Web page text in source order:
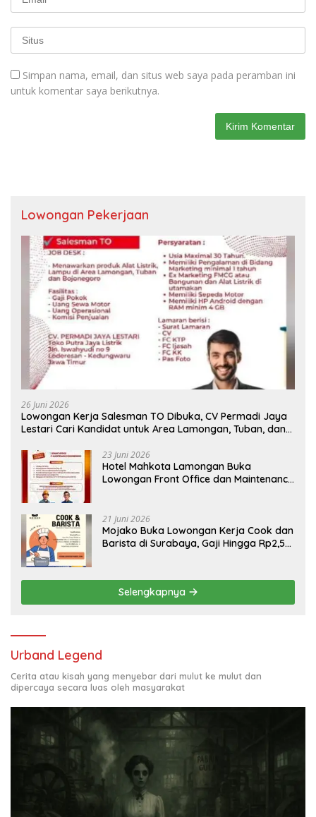
Simpan nama, email, dan situs web saya pada peramban ini
untuk komentar saya berikutnya.
Lowongan Pekerjaan
26 Juni 2026
Lowongan Kerja Salesman TO Dibuka, CV Permadi Jaya
Lestari Cari Kandidat untuk Area Lamongan, Tuban, dan
23 Juni 2026
Hotel Mahkota Lamongan Buka
Lowongan Front Office dan Maintenance
21 Juni 2026
Mojako Buka Lowongan Kerja Cook dan
Barista di Surabaya, Gaji Hingga Rp2,5
Selengkapnya
Urband Legend
Cerita atau kisah yang menyebar dari mulut ke mulut dan
dipercaya secara luas oleh masyarakat